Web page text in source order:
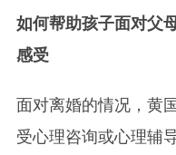
如何帮助孩子面对父
感受
面对离婚的情况，黄
受心理咨询或心理辅